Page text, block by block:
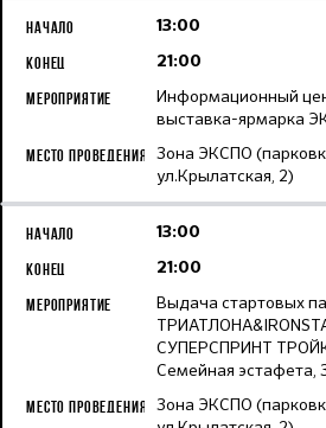
13:00
21:00
Информационный
выставка-ярмарка
Зона ЭКСПО
ул.Крылатская, 2)
13:00
21:00
Выдача стартовых
СУПЕРСПРИНТ
Семейная эстафета,
Зона ЭКСПО